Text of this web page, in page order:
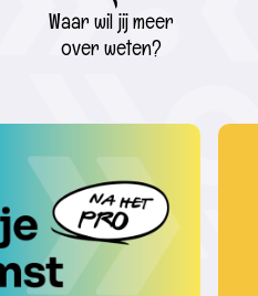
Waar wil jij meer
over weten?